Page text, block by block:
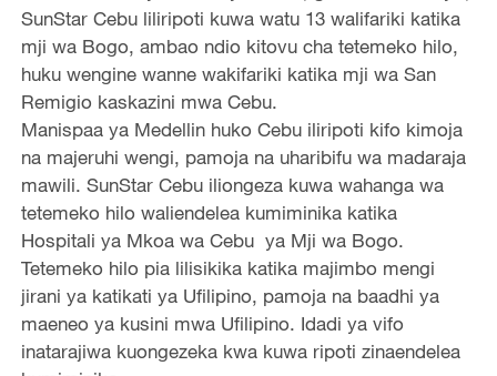
SunStar Cebu liliripoti kuwa watu 13 walifariki katika
mji wa Bogo, ambao ndio kitovu cha tetemeko hilo,
huku wengine wanne wakifariki katika mji wa San
Remigio kaskazini mwa Cebu.
Manispaa ya Medellin huko Cebu iliripoti kifo kimoja
na majeruhi wengi, pamoja na uharibifu wa madaraja
mawili. SunStar Cebu iliongeza kuwa wahanga wa
tetemeko hilo waliendelea kumiminika katika
Hospitali ya Mkoa wa Cebu ya Mji wa Bogo.
Tetemeko hilo pia lilisikika katika majimbo mengi
jirani ya katikati ya Ufilipino, pamoja na baadhi ya
maeneo ya kusini mwa Ufilipino. Idadi ya vifo
inatarajiwa kuongezeka kwa kuwa ripoti zinaendelea